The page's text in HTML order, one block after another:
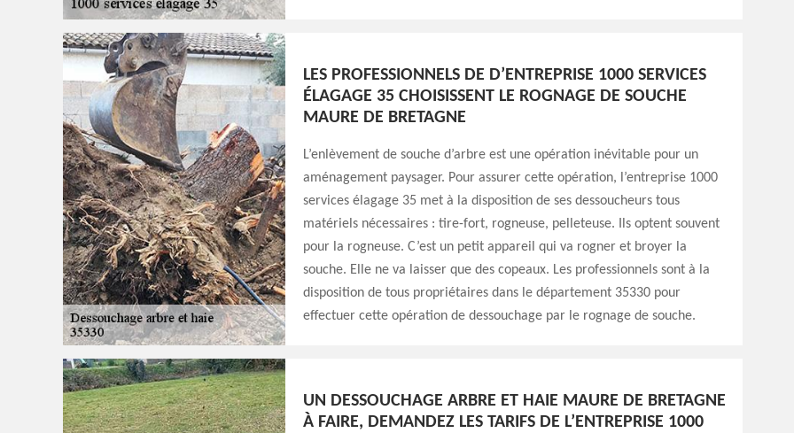
LES PROFESSIONNELS DE D’ENTREPRISE 1000 SERVICES
ÉLAGAGE 35 CHOISISSENT LE ROGNAGE DE SOUCHE
MAURE DE BRETAGNE
L’enlèvement de souche d’arbre est une opération inévitable pour un
aménagement paysager. Pour assurer cette opération, l’entreprise 1000
services élagage 35 met à la disposition de ses dessoucheurs tous
matériels nécessaires : tire-fort, rogneuse, pelleteuse. Ils optent souvent
pour la rogneuse. C’est un petit appareil qui va rogner et broyer la
souche. Elle ne va laisser que des copeaux. Les professionnels sont à la
disposition de tous propriétaires dans le département 35330 pour
effectuer cette opération de dessouchage par le rognage de souche.
UN DESSOUCHAGE ARBRE ET HAIE MAURE DE BRETAGNE
À FAIRE, DEMANDEZ LES TARIFS DE L’ENTREPRISE 1000